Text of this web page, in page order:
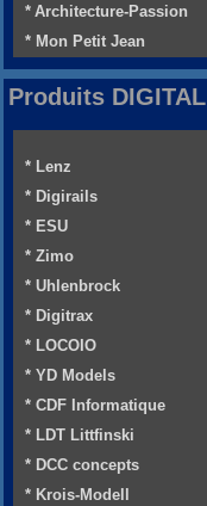
* Architecture-Passion
* Mon Petit Jean
Produits DIGITAL
* Lenz
* Digirails
* ESU
* Zimo
* Uhlenbrock
* Digitrax
* LOCOIO
* YD Models
* CDF Informatique
* LDT Littfinski
* DCC concepts
* Krois-Modell